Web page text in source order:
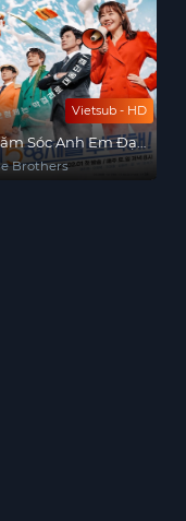
Vietsub - HD
Sóc Anh Em Đại
Brothers